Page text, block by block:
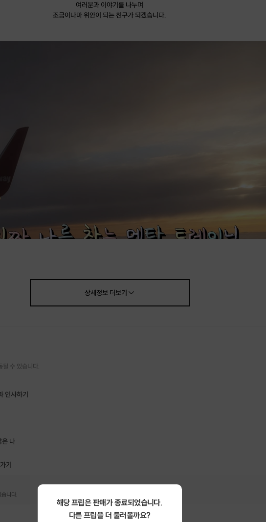
여러분과 이야기를 나누며
조금이나마 위안이 되는 친구가 되겠습니다.
상세정보더보기
될 수 있습니다.
인사하기
나
기
니다.
해당 프립은 판매가 종료되었습니다.
다른 프립을 더 둘러볼까요?